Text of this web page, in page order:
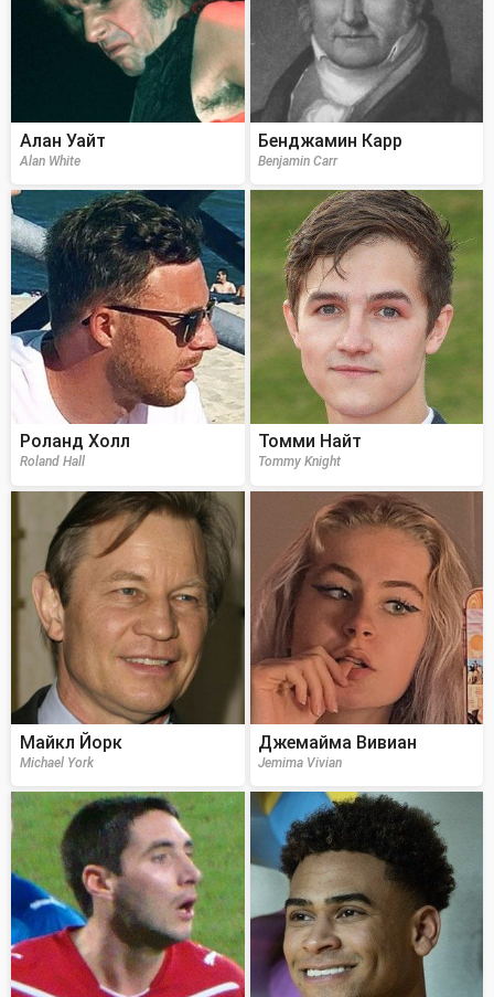
Алан Уайт
Alan White
Бенджамин Карр
Benjamin Carr
Роланд Холл
Roland Hall
Томми Найт
Tommy Knight
Майкл Йорк
Michael York
Джемайма Вивиан
Jemima Vivian